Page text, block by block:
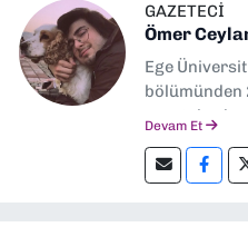
GAZETECİ
Ömer
Ege
bölümünden
gazetelerde
editörlük
Devam Et